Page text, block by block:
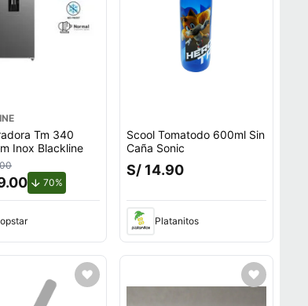
Tm 340
Inox Blackline
70%
Scool Tomatodo 600ml Sin
Caña Sonic
S/ 14.90
Platanitos